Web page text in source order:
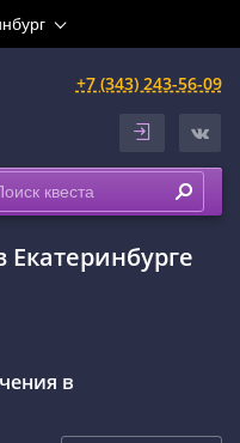
+7 (343) 243-56-09
в